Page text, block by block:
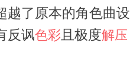
越了原本的角色曲设
反讽色彩 且极度解压